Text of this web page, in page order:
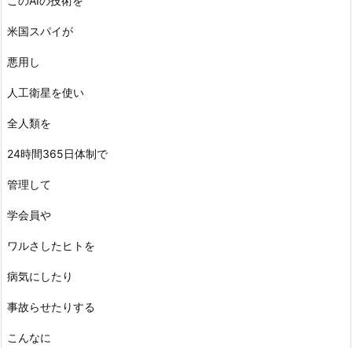
米国スパイが
悪用し
人工衛星を使い
全人類を
24時間365日体制で
管理して
学会員や
ワルさしたヒトを
病気にしたり
事故らせたりする
こんなに